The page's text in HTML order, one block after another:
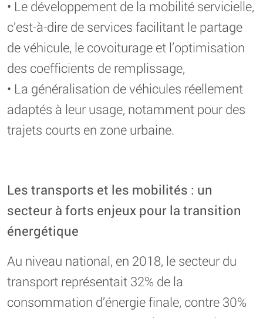
• Le développement de la mobilité servicielle,
c’est-à-dire de services facilitant le partage
de véhicule, le covoiturage et l’optimisation
des coefficients de remplissage,
• La généralisation de véhicules réellement
adaptés à leur usage, notamment pour des
trajets courts en zone urbaine.
Les transports et les mobilités : un
secteur à forts enjeux pour la transition
énergétique
Au niveau national, en 2018, le secteur du
transport représentait 32% de la
consommation d’énergie finale, contre 30%